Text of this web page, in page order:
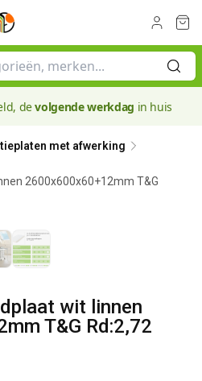
devolgende werkdag in huis
met afwerking
2600x600x60+12mm T&G
wit linnen
T&G Rd:2,72